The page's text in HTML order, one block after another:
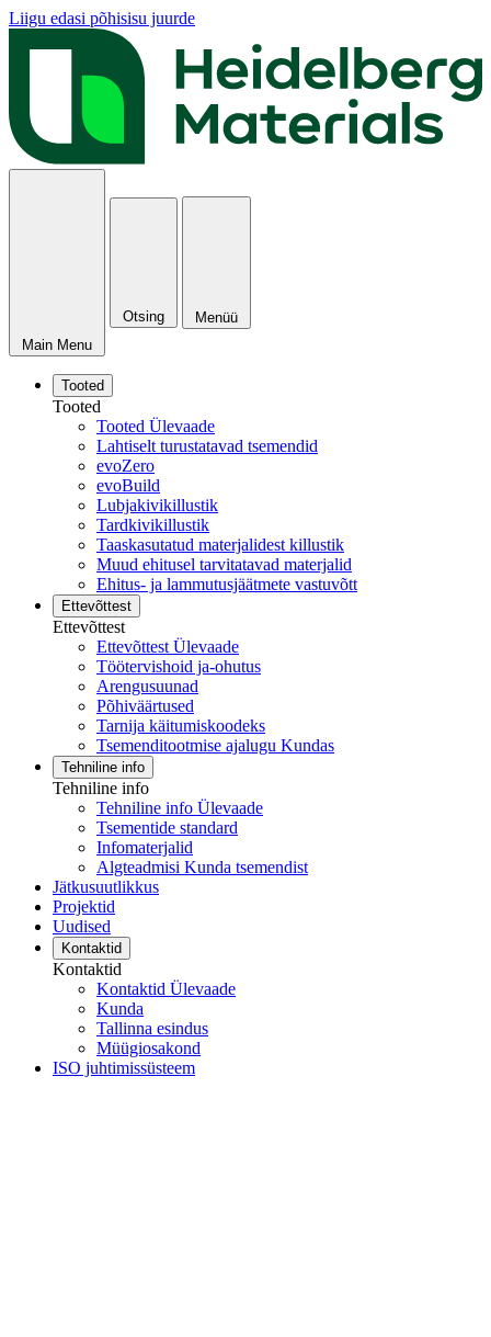
Liigu edasi põhisisu juurde
Main Menu
Otsing Menüü
Tooted
Tooted
Tooted Ülevaade
Lahtiselt turustatavad tsemendid
evoZero
evoBuild
Lubjakivikillustik
Tardkivikillustik
Taaskasutatud materjalidest killustik
Muud ehitusel tarvitatavad materjalid
Ehitus- ja lammutusjäätmete vastuvõtt
Ettevõttest
Ettevõttest
Ettevõttest Ülevaade
Töötervishoid ja-ohutus
Arengusuunad
Põhiväärtused
Tarnija käitumiskoodeks
Tsemenditootmise ajalugu Kundas
Tehniline info
Tehniline info
Tehniline info Ülevaade
Tsementide standard
Infomaterjalid
Algteadmisi Kunda tsemendist
Jätkusuutlikkus
Projektid
Uudised
Kontaktid
Kontaktid
Kontaktid Ülevaade
Kunda
Tallinna esindus
Müügiosakond
ISO juhtimissüsteem